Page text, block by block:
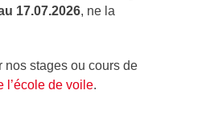
17.07.2026, ne la
nos stages ou cours de
l’école de voile.